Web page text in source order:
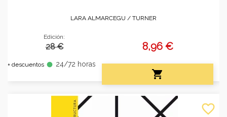
LARA ALMARCEGU / TURNER
Edición:
28 €
+ descuentos fiber_manual_record 24/72 horas
8,96 €

favorite_border